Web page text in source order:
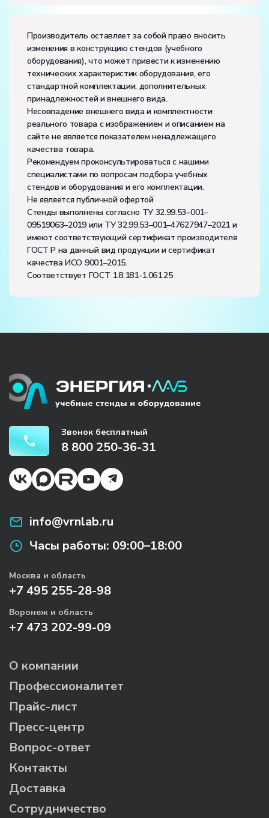
Производитель оставляет за собой право вносить
изменения в конструкцию стендов (учебного
оборудования), что может привести к изменению
технических характеристик оборудования, его
стандартной комплектации, дополнительных
принадлежностей и внешнего вида.
Несовпадение внешнего вида и комплектности
реального товара с изображением и описанием на
сайте не является показателем ненадлежащего
качества товара.
Рекомендуем проконсультироваться с нашими
специалистами по вопросам подбора учебных
стендов и оборудования и его комплектации.
Не является публичной офертой
Стенды выполнены согласно ТУ 32.99.53–001–
09519063–2019 или ТУ 32.99.53–001–47627947–2021 и
имеют соответствующий сертификат производителя
ГОСТ Р на данный вид продукции и сертификат
качества ИСО 9001–2015.
Соответствует ГОСТ 1.8.181-1.061.25
Звонок бесплатный
8 800 250-36-31
info@vrnlab.ru
Часы работы: 09:00–18:00
Москва и область
+7 495 255-28-98
Воронеж и область
+7 473 202-99-09
О компании
Профессионалитет
Прайс-лист
Пресс-центр
Вопрос-ответ
Контакты
Доставка
Сотрудничество